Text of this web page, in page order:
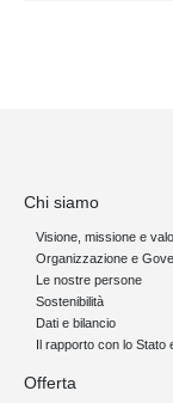
Chi siamo
Visione, missione e
Organizzazione e
Le nostre persone
Sostenibilità
Dati e bilancio
Il rapporto con lo Stato
Offerta